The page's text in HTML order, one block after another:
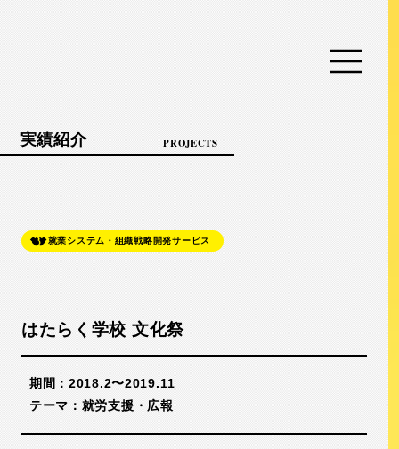
実績紹介 PROJECTS
就業システム・組織戦略開発サービス
はたらく学校 文化祭
期間：2018.2〜2019.11
テーマ：就労支援・広報